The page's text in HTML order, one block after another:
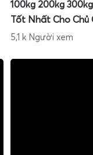
100kg 200kg
Tốt Nhất Cho Chủ
5,1 k Người xem